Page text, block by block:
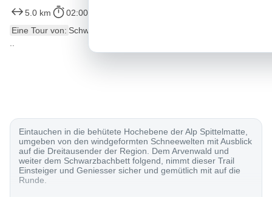
5.0 km 02:00 h
Eine Tour von: SchweizMobil
Eintauchen in die behütete Hochebene der Alp Spittelmatte,
umgeben von den windgeformten Schneewelten mit Ausblick
auf die Dreitausender der Region. Dem Arvenwald und
weiter dem Schwarzbachbett folgend, nimmt dieser Trail
Einsteiger und Geniesser sicher und gemütlich mit auf die
Runde.